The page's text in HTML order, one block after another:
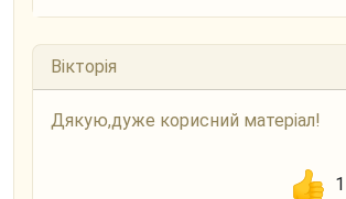
Вікторія
Дякую,дуже корисний матеріал!
1